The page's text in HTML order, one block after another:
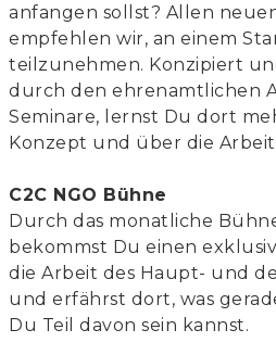
anfangen sollst? Allen
empfehlen wir, an einem
teilzunehmen. Konzipiert
durch den ehrenamtlichen
Seminare, lernst Du dort
Konzept und über die Arbeit
C2C NGO Bühne
Durch das monatliche
bekommst Du einen
die Arbeit des Haupt- und
und erfährst dort, was
Du Teil davon sein kannst.